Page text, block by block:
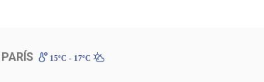
PARÍS 15ºC - 17ºC